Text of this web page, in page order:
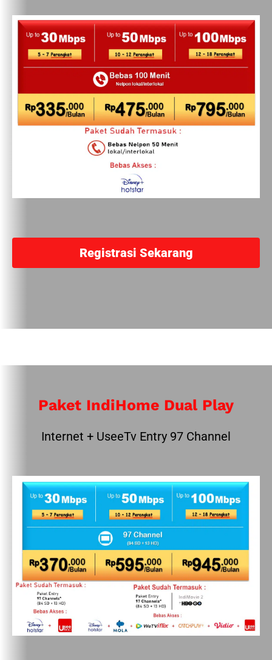
Registrasi Sekarang
Paket IndiHome Dual Play
Internet + UseeTv Entry 97 Channel